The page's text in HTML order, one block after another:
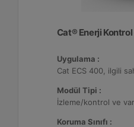
Cat® Enerji
Uygulama :
Modül Tipi :
Koruma Sınıfı :